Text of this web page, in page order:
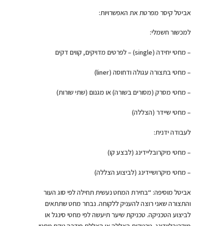
אביטל קיסר מפרטת את האפשרויות:
למכשור חשמלי:
– מחטי יחידה (single) – לפרטים מדויקים, קווים דקים
– מחטי בתצורה עגולה ודחוסה (liner)
– מחטי מסרק (מסורים בשורה) או מגנום (שתי שורות)
– מחטי שיידר (הצללה)
לעבודה ידנית:
– מחטי מיקרובליידינג (לבצע קו)
– מחטי מיקרושיידינג (לביצוע הצללה)
אביטל מוסיפה: “בחירת המחט נעשית תחילה לפי סוג העור
והתצורה שאני רוצה להעניק ללקוחה. נבחר מחט שתתאים
לביצוע הטכניקה. טכניקת שיער תיעשה לפי מחטי סינגל או